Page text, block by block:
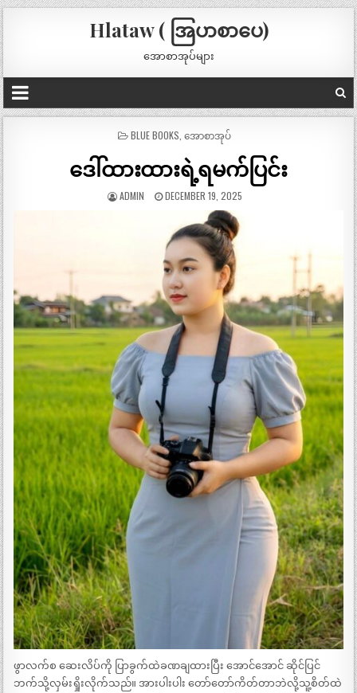
Hlataw ( အြပာစာပေ)
အောစာအုပ်များ
POSTED
BLUE BOOKS အောစာအုပ်
ဒေါ်ထားထားရဲ့ရမက်ပြင်း
ADMIN DECEMBER 19, 2025
ဖွာလက်စ ဆေးလိပ်ကို ပြာခွက်ထဲခဏချထားပြီး အောင်အောင် ဆိုင်ပြင်
ဘက်သို့လှမ်းရှိုးလိုက်သည်။ အားပါးပါး တော်တော်ကိတ်တာဘဲလို့သူ့စိတ်ထဲ